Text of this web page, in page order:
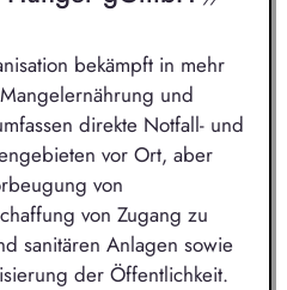
bekämpft in mehr
und
direkte Notfall- und
vor Ort, aber
von
von Zugang zu
sanitären Anlagen sowie
der Öffentlichkeit.